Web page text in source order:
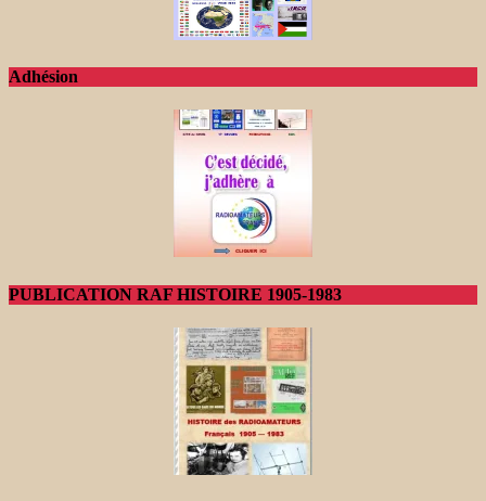
Adhésion
PUBLICATION RAF HISTOIRE 1905-1983